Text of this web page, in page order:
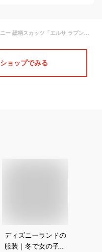
【Disney】 ディズニー 総柄スカッツ「エルサ ラプンツェル」◆ 90 100 110 120 130 140 ◆ ◇ 子ども 子供 キッズ キッズ服 服 ボトム パンツ スカート付きパンツ スカッツ スカート レギンス 冬 女の子 キャラクター ディズニープリンセス クリスマス ◇
ショップでみる
ディズニーランドの
服装｜冬で女の子向